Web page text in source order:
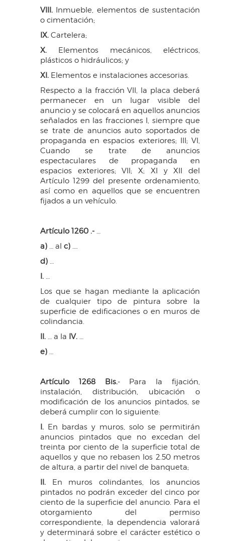
VIII. Inmueble, elementos de sustentación
o cimentación;
IX. Cartelera;
X. Elementos mecánicos, eléctricos,
plásticos o hidráulicos; y
XI. Elementos e instalaciones accesorias.
Respecto a la fracción VII, la placa deberá
permanecer en un lugar visible del
anuncio y se colocará en aquellos anuncios
señalados en las fracciones I, siempre que
se trate de anuncios auto soportados de
propaganda en espacios exteriores; III; VI,
Cuando se trate de anuncios
espectaculares de propaganda en
espacios exteriores; VII; X; XI y XII del
Artículo 1299 del presente ordenamiento,
así como en aquellos que se encuentren
fijados a un vehículo.
Artículo 1260 .-
a) … al c)
d)
I.
Los que se hagan mediante la aplicación
de cualquier tipo de pintura sobre la
superficie de edificaciones o en muros de
colindancia.
II. … a la IV.
e)
Artículo 1268 Bis.- Para la fijación,
instalación, distribución, ubicación o
modificación de los anuncios pintados, se
deberá cumplir con lo siguiente:
I. En bardas y muros, solo se permitirán
anuncios pintados que no excedan del
treinta por ciento de la superficie total de
aquellos y que no rebasen los 2.50 metros
de altura, a partir del nivel de banqueta;
II. En muros colindantes, los anuncios
pintados no podrán exceder del cinco por
ciento de la superficie del anuncio. Para el
otorgamiento del permiso
correspondiente, la dependencia valorará
y determinará sobre el carácter estético o